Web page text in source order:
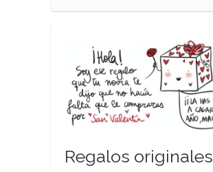
Regalos originales